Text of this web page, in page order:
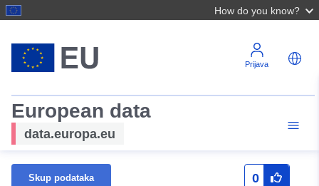
How do you know?
Prijava
European data
data.europa.eu
Skup podataka 0